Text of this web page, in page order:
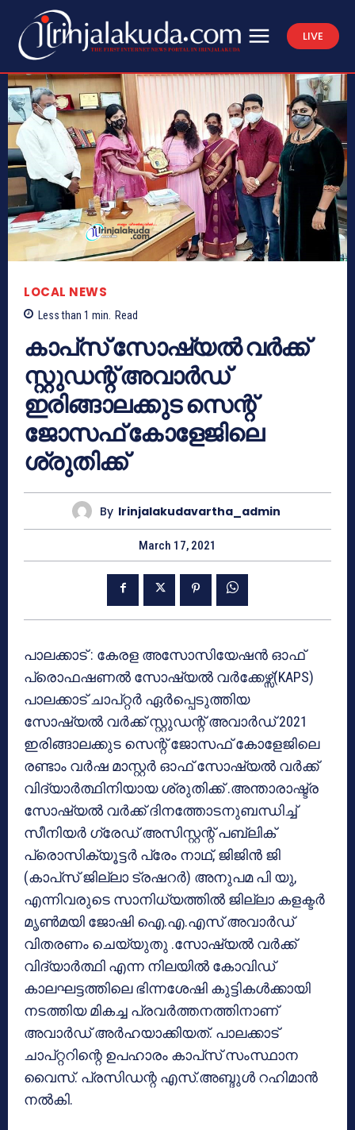
LIVE
LOCAL NEWS
Less than 1 min. Read
കാപ്‌സ് സോഷ്യൽ വർക്ക്‌
സ്റ്റുഡന്റ് അവാർഡ്
ഇരിങ്ങാലക്കുട സെന്റ്
ജോസഫ് കോളേജിലെ
ശ്രുതിക്ക്
By Irinjalakudavartha_admin
March 17, 2021
പാലക്കാട്‌ : കേരള അസോസിയേഷൻ ഓഫ്
പ്രൊഫഷണൽ സോഷ്യൽ വർക്കേഴ്സ്(KAPS)
പാലക്കാട് ചാപ്റ്റർ ഏർപ്പെടുത്തിയ
സോഷ്യൽ വർക്ക്‌ സ്റ്റുഡന്റ് അവാർഡ് 2021
ഇരിങ്ങാലക്കുട സെന്റ് ജോസഫ് കോളേജിലെ
രണ്ടാം വർഷ മാസ്റ്റർ ഓഫ് സോഷ്യൽ വർക്ക്
വിദ്യാർത്ഥിനിയായ ശ്രുതിക്ക് .അന്താരാഷ്ട്ര
സോഷ്യൽ വർക്ക്‌ ദിനത്തോടനുബന്ധിച്ച്
സീനിയർ ഗ്രേഡ് അസിസ്റ്റന്റ് പബ്ലിക്
പ്രൊസിക്യൂട്ടർ പ്രേം നാഥ്‌, ജിജിൻ ജി
(കാപ്‌സ് ജില്ലാ ട്രഷറർ) അനുപമ പി യു,
എന്നിവരുടെ സാനിധ്യത്തിൽ ജില്ലാ കളക്ടർ
മൃൺമയി ജോഷി ഐ.എ.എസ് അവാർഡ്
വിതരണം ചെയ്യുതു .സോഷ്യൽ വർക്ക്
വിദ്യാർത്ഥി എന്ന നിലയിൽ കോവിഡ്
കാലഘട്ടത്തിലെ ഭിന്നശേഷി കുട്ടികൾക്കായി
നടത്തിയ മികച്ച പ്രവർത്തനത്തിനാണ്
അവാർഡ് അർഹയാക്കിയത്. പാലക്കാട്‌
ചാപ്റ്ററിന്റെ ഉപഹാരം കാപ്‌സ് സംസ്ഥാന
വൈസ്. പ്രസിഡന്റ എസ്.അബ്ദുൾ റഹിമാൻ
നൽകി.